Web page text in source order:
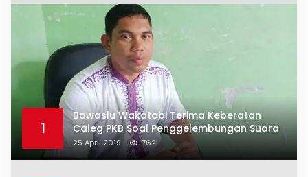
1
Bawaslu Wakatobi Terima Keberatan
Caleg PKB Soal Penggelembungan Suara
25 April 2019 762